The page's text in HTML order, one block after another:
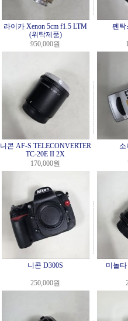
라이카 Xenon 5cm f1.5 LTM
(위탁제품)
950,000원
펜탁
니콘 AF-S TELECONVERTER
TC-20E II 2X
170,000원
소
니콘 D300S
250,000원
미놀타